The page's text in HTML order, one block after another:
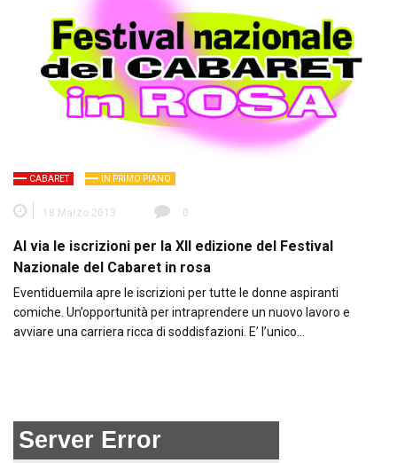
CABARET IN PRIMO PIANO
18 Marzo 2013 0
Al via le iscrizioni per la XII edizione del Festival
Nazionale del Cabaret in rosa
Eventiduemila apre le iscrizioni per tutte le donne aspiranti
comiche. Un’opportunità per intraprendere un nuovo lavoro e
avviare una carriera ricca di soddisfazioni. E’ l’unico…